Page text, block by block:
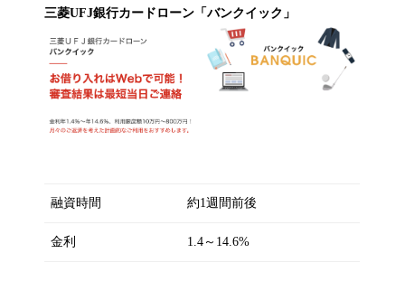
三菱UFJ銀行カードローン「バンクイック」
融資時間 約1週間前後
金利 1.4～14.6%